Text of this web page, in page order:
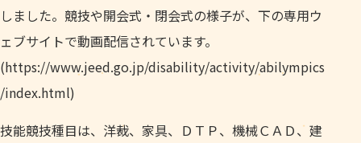
しました。競技や開会式・閉会式の様子が、下の専用ウ
ェブサイトで動画配信されています。
(https://www.jeed.go.jp/disability/activity/abilympics
/index.html)
技能競技種目は、洋裁、家具、ＤＴＰ、機械ＣＡＤ、建